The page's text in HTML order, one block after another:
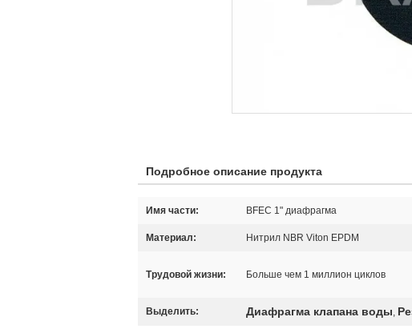
Подробное описание продукта
Имя части: BFEC 1" диафрагма
Материал: Нитрил NBR Viton EPDM
Трудовой жизни: Больше чем 1 миллион циклов
Выделить: Диафрагма клапана воды,